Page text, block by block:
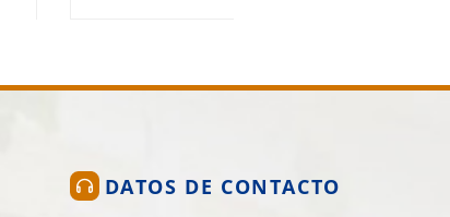
DATOS DE CONTACTO